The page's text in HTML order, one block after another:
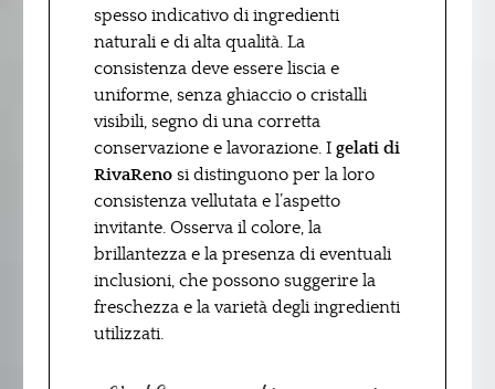
spesso indicativo di ingredienti
naturali e di alta qualità. La
consistenza deve essere liscia e
uniforme, senza ghiaccio o cristalli
visibili, segno di una corretta
conservazione e lavorazione. I gelati di
RivaReno si distinguono per la loro
consistenza vellutata e l’aspetto
invitante. Osserva il colore, la
brillantezza e la presenza di eventuali
inclusioni, che possono suggerire la
freschezza e la varietà degli ingredienti
utilizzati.